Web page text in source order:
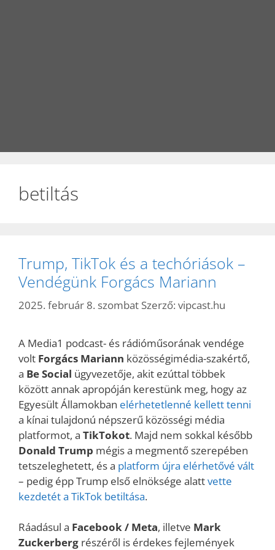
betiltás
Trump, TikTok és a techóriások –
Vendégünk Forgács Mariann
2025. február 8. szombat Szerző: vipcast.hu
A Media1 podcast- és rádióműsorának vendége
volt Forgács Mariann közösségimédia-szakértő,
a Be Social ügyvezetője, akit ezúttal többek
között annak apropóján kerestünk meg, hogy az
Egyesült Államokban elérhetetlenné kellett tenni
a kínai tulajdonú népszerű közösségi média
platformot, a TikTokot. Majd nem sokkal később
Donald Trump mégis a megmentő szerepében
tetszeleghetett, és a platform újra elérhetővé vált
– pedig épp Trump első elnöksége alattvette
kezdetét a TikTok betiltása.
Ráadásul a Facebook / Meta, illetve Mark
Zuckerberg részéről is érdekes fejlemények